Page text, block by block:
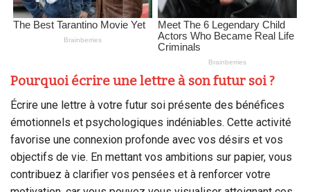
Pourquoi écrire une lettre à son futur soi ?
Écrire une lettre à votre futur soi présente des bénéfices
émotionnels et psychologiques indéniables. Cette activité
favorise une connexion profonde avec vos désirs et vos
objectifs de vie. En mettant vos ambitions sur papier, vous
contribuez à clarifier vos pensées et à renforcer votre